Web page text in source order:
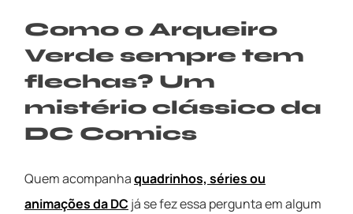
Como o Arqueiro
Verde sempre tem
flechas? Um
mistério clássico da
DC Comics
Quem acompanhaquadrinhos, séries ou
animações da DC já se fez essa pergunta em algum